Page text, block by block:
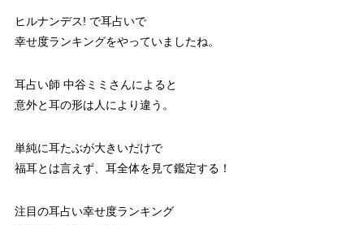
ヒルナンデス! で耳占いで
幸せ度ランキングをやっていましたね。
耳占い師 中谷ミミさんによると
意外と耳の形は人により違う。
単純に耳たぶが大きいだけで
福耳とは言えず、耳全体を見て鑑定する！
注目の耳占い幸せ度ランキング